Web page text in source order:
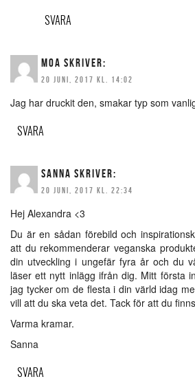
SVARA
MOA SKRIVER:
20 JUNI, 2017 KL. 14:02
Jag har druckit den, smakar typ som
SVARA
SANNA SKRIVER:
20 JUNI, 2017 KL. 22:34
Hej Alexandra <3
Du är en sådan förebild och
att du rekommenderar veganska
din utveckling i ungefär fyra år och du
läser ett nytt inlägg ifrån dig. Mitt första
jag tycker om de flesta i din värld idag
vill att du ska veta det. Tack för att du
Varma kramar.
Sanna
SVARA